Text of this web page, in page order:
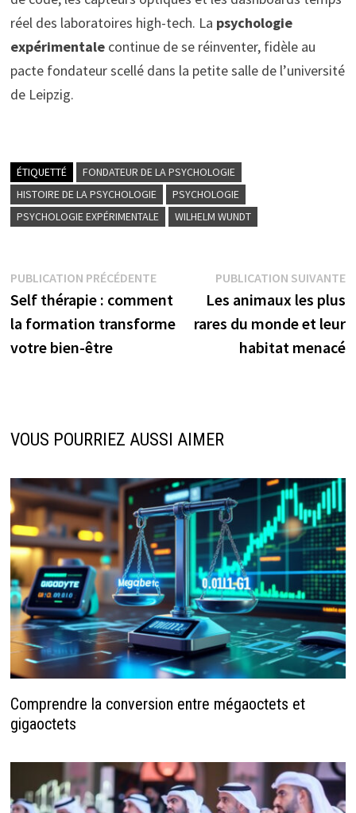
réel des laboratoires high-tech. La psychologie
expérimentalecontinue de se réinventer, fidèle au
pacte fondateur scellé dans la petite salle de l’université
de Leipzig.
ÉTIQUETTÉ
FONDATEUR DE LA PSYCHOLOGIE
HISTOIRE DE LA PSYCHOLOGIE
PSYCHOLOGIE
PSYCHOLOGIE EXPÉRIMENTALE
WILHELM WUNDT
Navigation
de
l’article
PUBLICATION PRÉCÉDENTEPublication
précédente :
Self thérapie : comment
la formation transforme
votre bien-être
PUBLICATION SUIVANTE
Les animaux les plus
rares du monde et leur
habitat menacé
VOUS POURRIEZ AUSSI AIMER
Comprendre la conversion entre mégaoctets et
gigaoctets